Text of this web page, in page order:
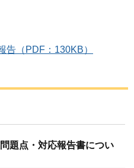
告（PDF：130KB）
題点・対応報告書につい